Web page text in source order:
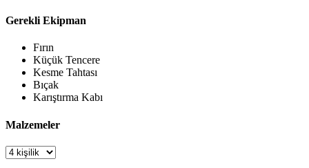
Gerekli Ekipman
Fırın
Küçük Tencere
Kesme Tahtası
Bıçak
Karıştırma Kabı
Malzemeler